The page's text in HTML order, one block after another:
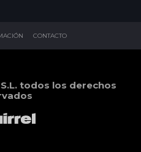
CONTACTO
todos los derechos